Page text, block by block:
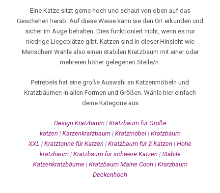
Eine Katze sitzt gerne hoch und schaut von oben auf das
Geschehen herab. Auf diese Weise kann sie den Ort erkunden und
sicher im Auge behalten. Dies funktioniert nicht, wenn es nur
niedrige Liegeplätze gibt. Katzen sind in dieser Hinsicht wie
Menschen! Wähle also einen stabilen Kratzbaum mit einer oder
mehreren höher gelegenen Stelle/n.
Petrebels hat eine große Auswahl an Katzenmöbeln und
Kratzbäumen in allen Formen und Größen. Wähle hier einfach
deine Kategorie aus
Design Kratzbaum| Kratzbaum für Große
katzen| Katzenkratzbaum| Kratzmöbel| Kratzbaum
XXL | Kratztonne für Katzen | Kratzbaum für 2 Katzen | Hohe
kratzbaum| Kratzbaum für schwere Katzen| Stabile
Katzenkratzbäume| Kratzbaum Maine Coon| Kratzbaum
Deckenhoch